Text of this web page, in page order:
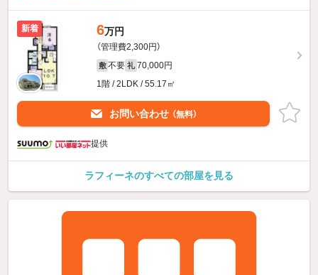
新着 6万円
（管理費2,300円）
敷 不要 礼 70,000円
1階 / 2LDK / 55.17㎡
お問い合わせ （無料）
提供
ラフィーネのすべての部屋を見る